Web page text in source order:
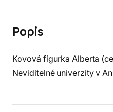
Popis
Kovová figurka Alberta
Neviditelné univerzity v